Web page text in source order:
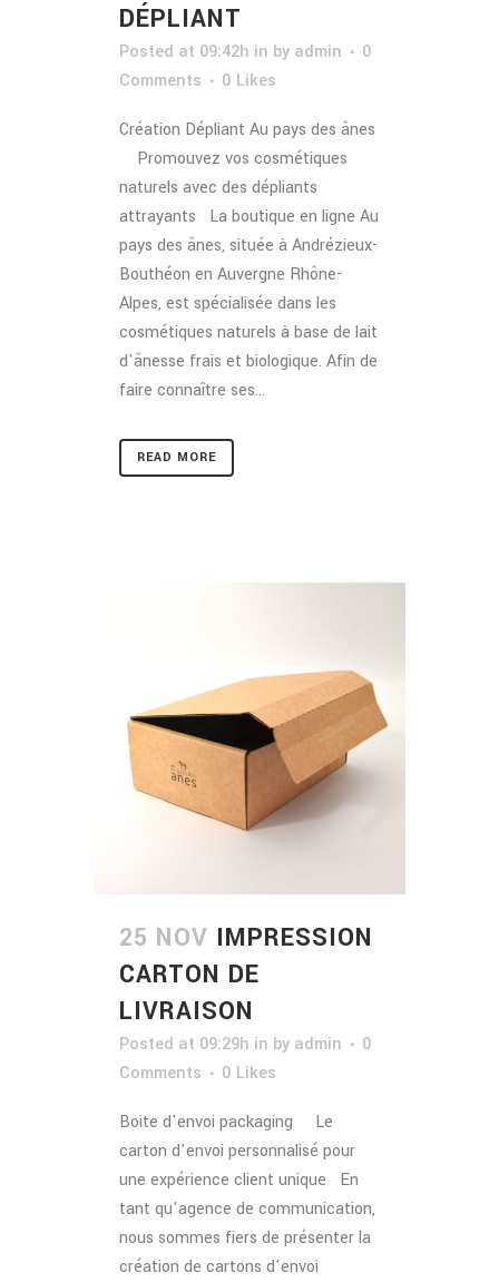
DÉPLIANT
Posted at 09:42h in by admin
0
Comments
0 Likes
Création Dépliant Au pays des ânes
Promouvez vos cosmétiques
naturels avec des dépliants
attrayants La boutique en ligne Au
pays des ânes, située à Andrézieux-
Bouthéon en Auvergne Rhône-
Alpes, est spécialisée dans les
cosmétiques naturels à base de lait
d'ânesse frais et biologique. Afin de
faire connaître ses...
READ MORE
25 NOV IMPRESSION
CARTON DE
LIVRAISON
Posted at 09:29h in by admin
0
Comments
0 Likes
Boite d'envoi packaging Le
carton d'envoi personnalisé pour
une expérience client unique En
tant qu'agence de communication,
nous sommes fiers de présenter la
création de cartons d'envoi